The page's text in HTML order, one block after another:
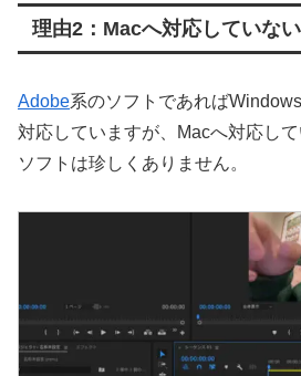
理由2：Macへ対応していな
Adobe系のソフトであれば
対応していますが、Macへ対応し
ソフトは珍しくありません。